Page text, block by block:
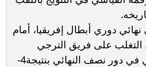
دوري أبطال إفريقيا، أمام
التغلب على فريق الترجي
الرياضي التونسي في دور نصف النهائي بنتيجة4-